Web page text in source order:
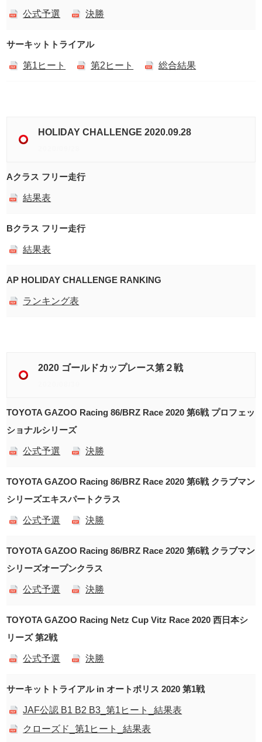
公式予選 決勝
サーキットトライアル
第1ヒート 第2ヒート 総合結果
HOLIDAY CHALLENGE 2020.09.28
Aクラス フリー走行
結果表
Bクラス フリー走行
結果表
AP HOLIDAY CHALLENGE RANKING
ランキング表
2020 ゴールドカップレース第２戦
TOYOTA GAZOO Racing 86/BRZ Race 2020 第6戦 プロフェッ
ショナルシリーズ
公式予選 決勝
TOYOTA GAZOO Racing 86/BRZ Race 2020 第6戦 クラブマン
シリーズエキスパートクラス
公式予選 決勝
TOYOTA GAZOO Racing 86/BRZ Race 2020 第6戦 クラブマン
シリーズオープンクラス
公式予選 決勝
TOYOTA GAZOO Racing Netz Cup Vitz Race 2020 西日本シ
リーズ 第2戦
公式予選 決勝
サーキットトライアル in オートポリス 2020 第1戦
JAF公認 B1 B2 B3_第1ヒート_結果表
クローズド_第1ヒート_結果表